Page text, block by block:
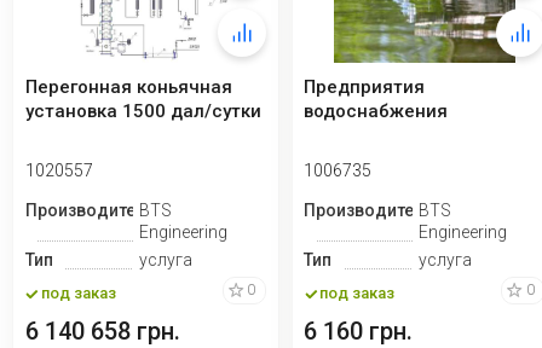
Перегонная коньячная
установка 1500 дал/сутки
1020557
ПроизводительBTS
Engineering
Тип
услуга
под заказ 0
6 140 658 грн.
Предприятия
водоснабжения
1006735
ПроизводительBTS
Engineering
Тип
услуга
под заказ 0
6 160 грн.